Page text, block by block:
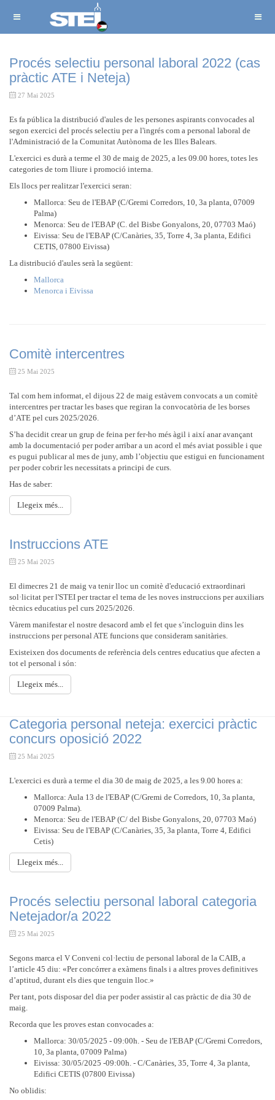
Procés selectiu personal laboral 2022 (cas
pràctic ATE i Neteja)
27 Mai 2025
Es fa pública la distribució d'aules de les persones aspirants convocades al
segon exercici del procés selectiu per a l'ingrés com a personal laboral de
l'Administració de la Comunitat Autònoma de les Illes Balears.
L'exercici es durà a terme el 30 de maig de 2025, a les 09.00 hores, totes les
categories de torn lliure i promoció interna.
Els llocs per realitzar l'exercici seran:
Mallorca: Seu de l'EBAP (C/Gremi Corredors, 10, 3a planta, 07009
Palma)
Menorca: Seu de l'EBAP (C. del Bisbe Gonyalons, 20, 07703 Maó)
Eivissa: Seu de l'EBAP (C/Canàries, 35, Torre 4, 3a planta, Edifici
CETIS, 07800 Eivissa)
La distribució d'aules serà la següent:
Mallorca
Menorca i Eivissa
Comitè intercentres
25 Mai 2025
Tal com hem informat, el dijous 22 de maig estàvem convocats a un comitè
intercentres per tractar les bases que regiran la convocatòria de les borses
d’ATE pel curs 2025/2026.
S’ha decidit crear un grup de feina per fer-ho més àgil i així anar avançant
amb la documentació per poder arribar a un acord el més aviat possible i que
es pugui publicar al mes de juny, amb l’objectiu que estigui en funcionament
per poder cobrir les necessitats a principi de curs.
Has de saber:
Llegeix més...
Instruccions ATE
25 Mai 2025
El dimecres 21 de maig va tenir lloc un comitè d'educació extraordinari
sol·licitat per l'STEI per tractar el tema de les noves instruccions per auxiliars
tècnics educatius pel curs 2025/2026.
Vàrem manifestar el nostre desacord amb el fet que s’incloguin dins les
instruccions per personal ATE funcions que consideram sanitàries.
Existeixen dos documents de referència dels centres educatius que afecten a
tot el personal i són:
Llegeix més...
Categoria personal neteja: exercici pràctic
concurs oposició 2022
25 Mai 2025
L'exercici es durà a terme el dia 30 de maig de 2025, a les 9.00 hores a:
Mallorca: Aula 13 de l'EBAP (C/Gremi de Corredors, 10, 3a planta,
07009 Palma).
Menorca: Seu de l'EBAP (C/ del Bisbe Gonyalons, 20, 07703 Maó)
Eivissa: Seu de l'EBAP (C/Canàries, 35, 3a planta, Torre 4, Edifici
Cetis)
Llegeix més...
Procés selectiu personal laboral categoria
Netejador/a 2022
25 Mai 2025
Segons marca el V Conveni col·lectiu de personal laboral de la CAIB, a
l’article 45 diu: «Per concórrer a exàmens finals i a altres proves definitives
d’aptitud, durant els dies que tenguin lloc.»
Per tant, pots disposar del dia per poder assistir al cas pràctic de dia 30 de
maig.
Recorda que les proves estan convocades a:
Mallorca: 30/05/2025 - 09:00h. - Seu de l'EBAP (C/Gremi Corredors,
10, 3a planta, 07009 Palma)
Eivissa: 30/05/2025 -09:00h. - C/Canàries, 35, Torre 4, 3a planta,
Edifici CETIS (07800 Eivissa)
No oblidis: